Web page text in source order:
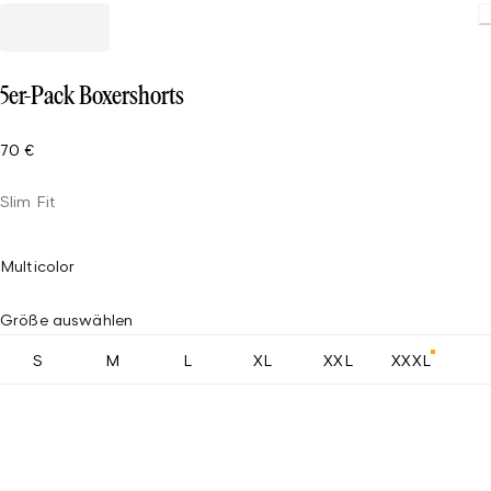
5er-Pack Boxershorts
70 €
Slim Fit
Multicolor
Größe auswählen
S M L XL XXL XXXL